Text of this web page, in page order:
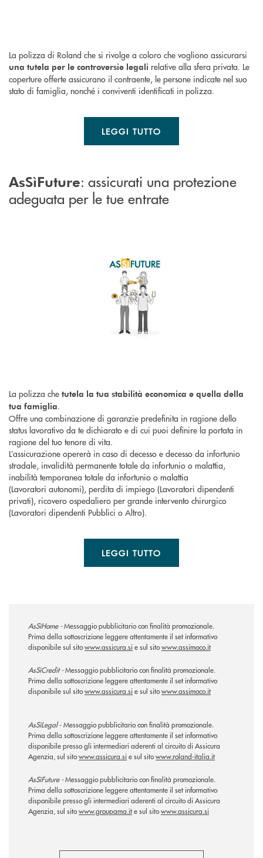
La polizza di Roland che si rivolge a coloro che vogliono assicurarsi
una tutela per le controversie legali relative alla sfera privata. Le
coperture offerte assicurano il contraente, le persone indicate nel suo
stato di famiglia, nonché i conviventi identificati in polizza.
LEGGI TUTTO
AsSìFuture: assicurati una protezione
adeguata per le tue entrate
La polizza che tutela la tua stabilità economica e quella della
tua famiglia.
Offre una combinazione di garanzie predefinita in ragione dello
status lavorativo da te dichiarato e di cui puoi definire la portata in
ragione del tuo tenore di vita.
L’assicurazione opererà in caso di decesso e decesso da infortunio
stradale, invalidità permanente totale da infortunio o malattia,
inabilità temporanea totale da infortunio o malattia
(Lavoratori autonomi), perdita di impiego (Lavoratori dipendenti
privati), ricovero ospedaliero per grande intervento chirurgico
(Lavoratori dipendenti Pubblici o Altro).
LEGGI TUTTO
AsSìHome -Messaggio pubblicitario con finalità promozionale.
Prima della sottoscrizione leggere attentamente il set informativo
disponibile sul sitowww.assicura.sie sul sitowww.assimoco.it
AsSìCredit -Messaggio pubblicitario con finalità promozionale.
Prima della sottoscrizione leggere attentamente il set informativo
disponibile sul sitowww.assicura.sie sul sitowww.assimoco.it
AsSìLegal- Messaggio pubblicitario con finalità promozionale.
Prima della sottoscrizione leggere attentamente il set informativo
disponibile presso gli intermediari aderenti al circuito di Assicura
Agenzia, sul sitowww.assicura.sie sul sitowww.roland-italia.it
AsSìFuture -Messaggio pubblicitario con finalità promozionale.
Prima della sottoscrizione leggere attentamente il set informativo
disponibile presso gli intermediari aderenti al circuito di Assicura
Agenzia, sul sitowww.groupama.ite sul sitowww.assicura.si